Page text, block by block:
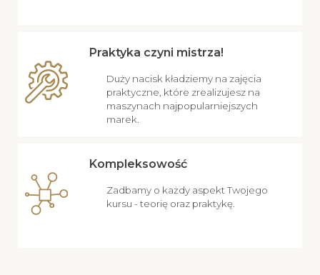
Praktyka czyni mistrza!
Duży nacisk kładziemy na zajęcia
praktyczne, które zrealizujesz na
maszynach najpopularniejszych
marek.
Kompleksowość
Zadbamy o każdy aspekt Twojego
kursu - teorię oraz praktykę.